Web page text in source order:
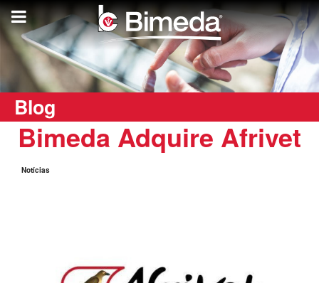
Blog
Bimeda Adquire Afrivet
Notícias